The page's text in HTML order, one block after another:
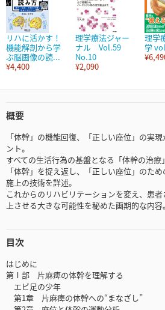
リハに活かす！
機能解剖から学
ぶ脳画像の読...
¥4,400
理学療法ジャー
ナル Vol.59
No.10
¥2,090
理学
学
概要
「体幹」の機能回復、「正しい座位」の実
ント。
すべての生活行為の基盤となる「体幹の治療
「体幹」を捉え返し、「正しい座位」のた
施上の技術を詳述。
これからのリハビリテーションを変え、患
上させる大きな可能性を秘めた画期的な内容。
目次
はじめに
第Ⅰ部 片麻痺の体幹を理解する
エビ足の少年
第1章 片麻痺の体幹への“まなざし”